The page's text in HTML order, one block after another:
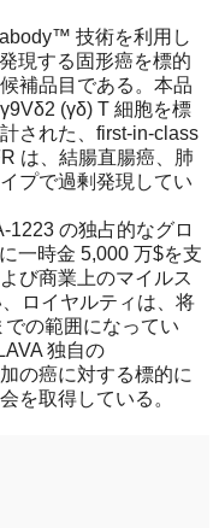
技術を利用し
現する固形癌を標的
補品目である。本品
(γδ) T 細胞を標
された、first-in-class
は、結腸直腸癌、肺
プで過剰発現してい
1223 の独占的なグロ
一時金 5,000 万$を支
び商業上のマイルス
ロイヤルティは、将
の範囲になってい
独自の
の癌に対する標的に
を取得している。